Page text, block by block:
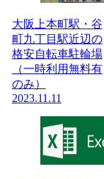
大阪上本町駅・谷
町九丁目駅近辺の
格安自転車駐輪場
（一時利用無料有
のみ）
2023.11.11